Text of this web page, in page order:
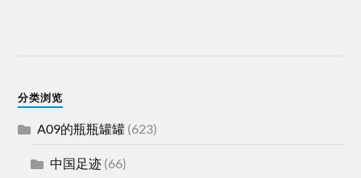
分类浏览
A09的瓶瓶罐罐 (623)
中国足迹 (66)